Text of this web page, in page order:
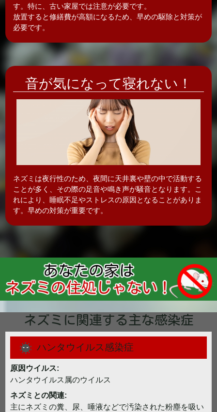
す。 特に、古い家屋では注意が必要です。
放置すると修繕費が高額になるため、早めの駆除と対策が
必要です。
音が気になって寝れない！
ネズミは夜行性のため、夜間に天井裏や壁の中で活動する
ことが多く、その際の足音や鳴き声が騒音となります。こ
れにより、睡眠不足やストレスの原因となることがありま
す。 早めの対策が重要です。
ネズミに関連する主な感染症
ハンタウイルス感染症
原因ウイルス:
ハンタウイルス属のウイルス
ネズミとの関連:
主にネズミの糞、尿、唾液などで汚染された粉塵を吸い